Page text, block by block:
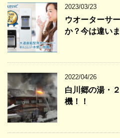
2023/03/23
ウオーターサ
か？今は違い
2022/04/26
白川郷の湯・
機！！